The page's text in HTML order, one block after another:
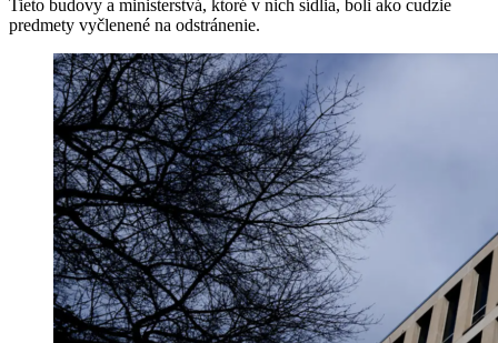
Tieto budovy a ministerstvá, ktoré v nich sídlia, boli ako cudzie
predmety vyčlenené na odstránenie.